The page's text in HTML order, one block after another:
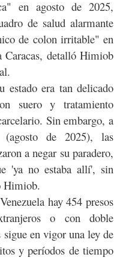
en agosto de 2025,
de salud alarmante
de colon irritable" en
Caracas, detalló Himiob
estado era tan delicado
suero y tratamiento
Sin embargo, a
de 2025), las
a negar su paradero,
'ya no estaba allí', sin
Himiob.
hay 454 presos
o con doble
en vigor una ley de
y períodos de tiempo